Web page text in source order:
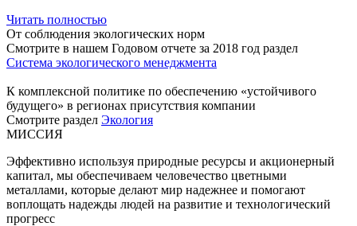
Читать полностью
От соблюдения экологических норм
Смотрите в нашем Годовом отчете за 2018 год раздел
Система экологического менеджмента
К комплексной политике по обеспечению «устойчивого
будущего» в регионах присутствия компании
Смотрите раздел Экология
МИССИЯ
Эффективно используя природные ресурсы и акционерный
капитал, мы обеспечиваем человечество цветными
металлами, которые делают мир надежнее и помогают
воплощать надежды людей на развитие и технологический
прогресс